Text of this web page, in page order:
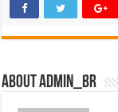
About admin_br